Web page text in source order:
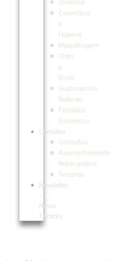
Dietmed
Cosmética
e
Higiene
Maquilhagem
Chás
e
Ervas
Suplementos
Naturais
Produtos
Esotéricos
Consultas
Consultas
Aconselhamento
Naturopático
Terapias
Newsletter
–
Novos
Sentidos